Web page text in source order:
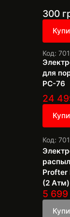
300
Код:
для
PС-76
24
Код:
Profter
(2 Атм)
5 699